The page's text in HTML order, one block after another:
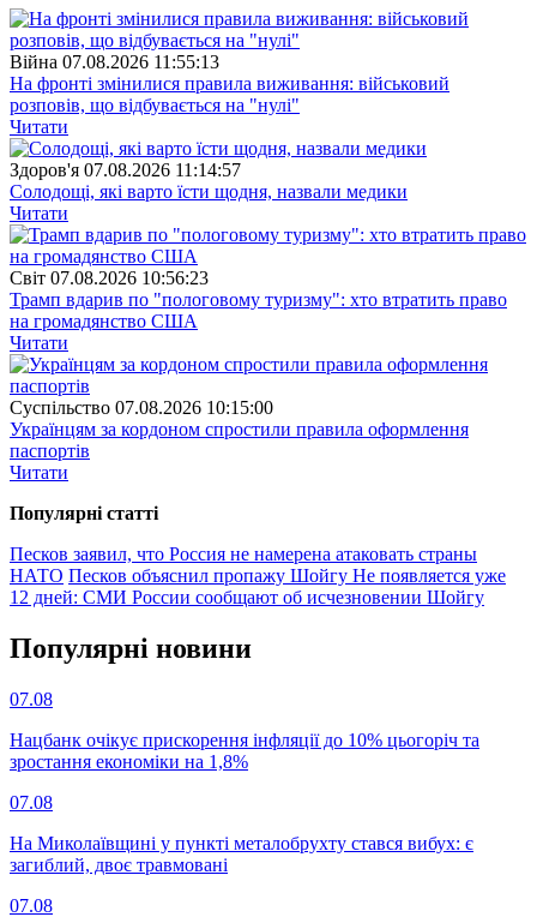
Війна 07.08.2026 11:55:13
На фронті змінилися правила виживання: військовий
розповів, що відбувається на "нулі"
Читати
Здоров'я 07.08.2026 11:14:57
Солодощі, які варто їсти щодня, назвали медики
Читати
Свiт 07.08.2026 10:56:23
Трамп вдарив по "пологовому туризму": хто втратить право
на громадянство США
Читати
Суспiльство 07.08.2026 10:15:00
Українцям за кордоном спростили правила оформлення
паспортів
Читати
Популярнi статтi
Песков заявил, что Россия не намерена атаковать страны
НАТО Песков объяснил пропажу Шойгу Не появляется уже
12 дней: СМИ России сообщают об исчезновении Шойгу
Популярнi новини
07.08
Нацбанк очікує прискорення інфляції до 10% цьогоріч та
зростання економіки на 1,8%
07.08
На Миколаївщині у пункті металобрухту стався вибух: є
загиблий, двоє травмовані
07.08